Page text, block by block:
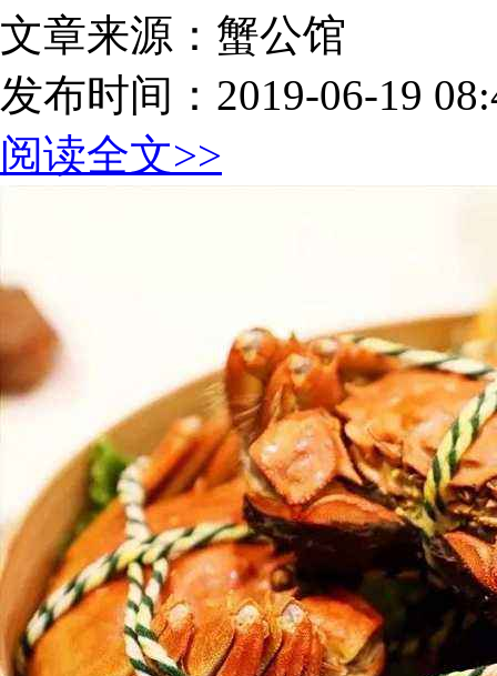
文章来源：蟹公馆
发布时间：2019-06-19
阅读全文>>